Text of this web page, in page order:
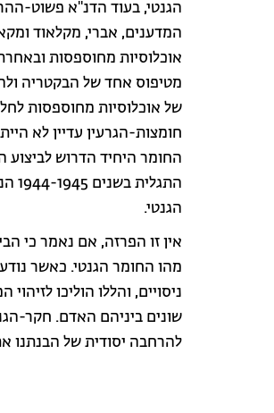
הגנטי, בעוד הדנ"א פשוט-
המדענים, אברי, מקלאוד
אוכלוסיות מחוספסות
מטיפוס אחד של הבקטריה
של אוכלוסיות מחוספסות
חומצות-הגרעין עדיין לא
החומר היחיד הדרוש
הגנטי.
אין זו הפרזה, אם נאמר כי
מהו החומר הגנטי. כאשר
ניסויים, והללו הוליכו
שונים ביניהם האדם. חקר-
להרחבה יסודית של הבנתנו